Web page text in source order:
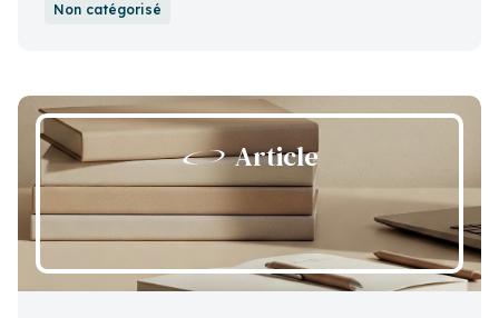
qualité et la confiance dans le système de
Non catégorisé
Article